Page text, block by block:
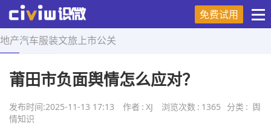
免费试用
地产汽车服装文旅 上市公关
首页 > 舆情知识 > 正文
莆田市负面舆情怎么应对？
发布时间:2025-11-13 17:13 作者 : XJ 浏览次数 : 1365 分类 : 舆
情知识